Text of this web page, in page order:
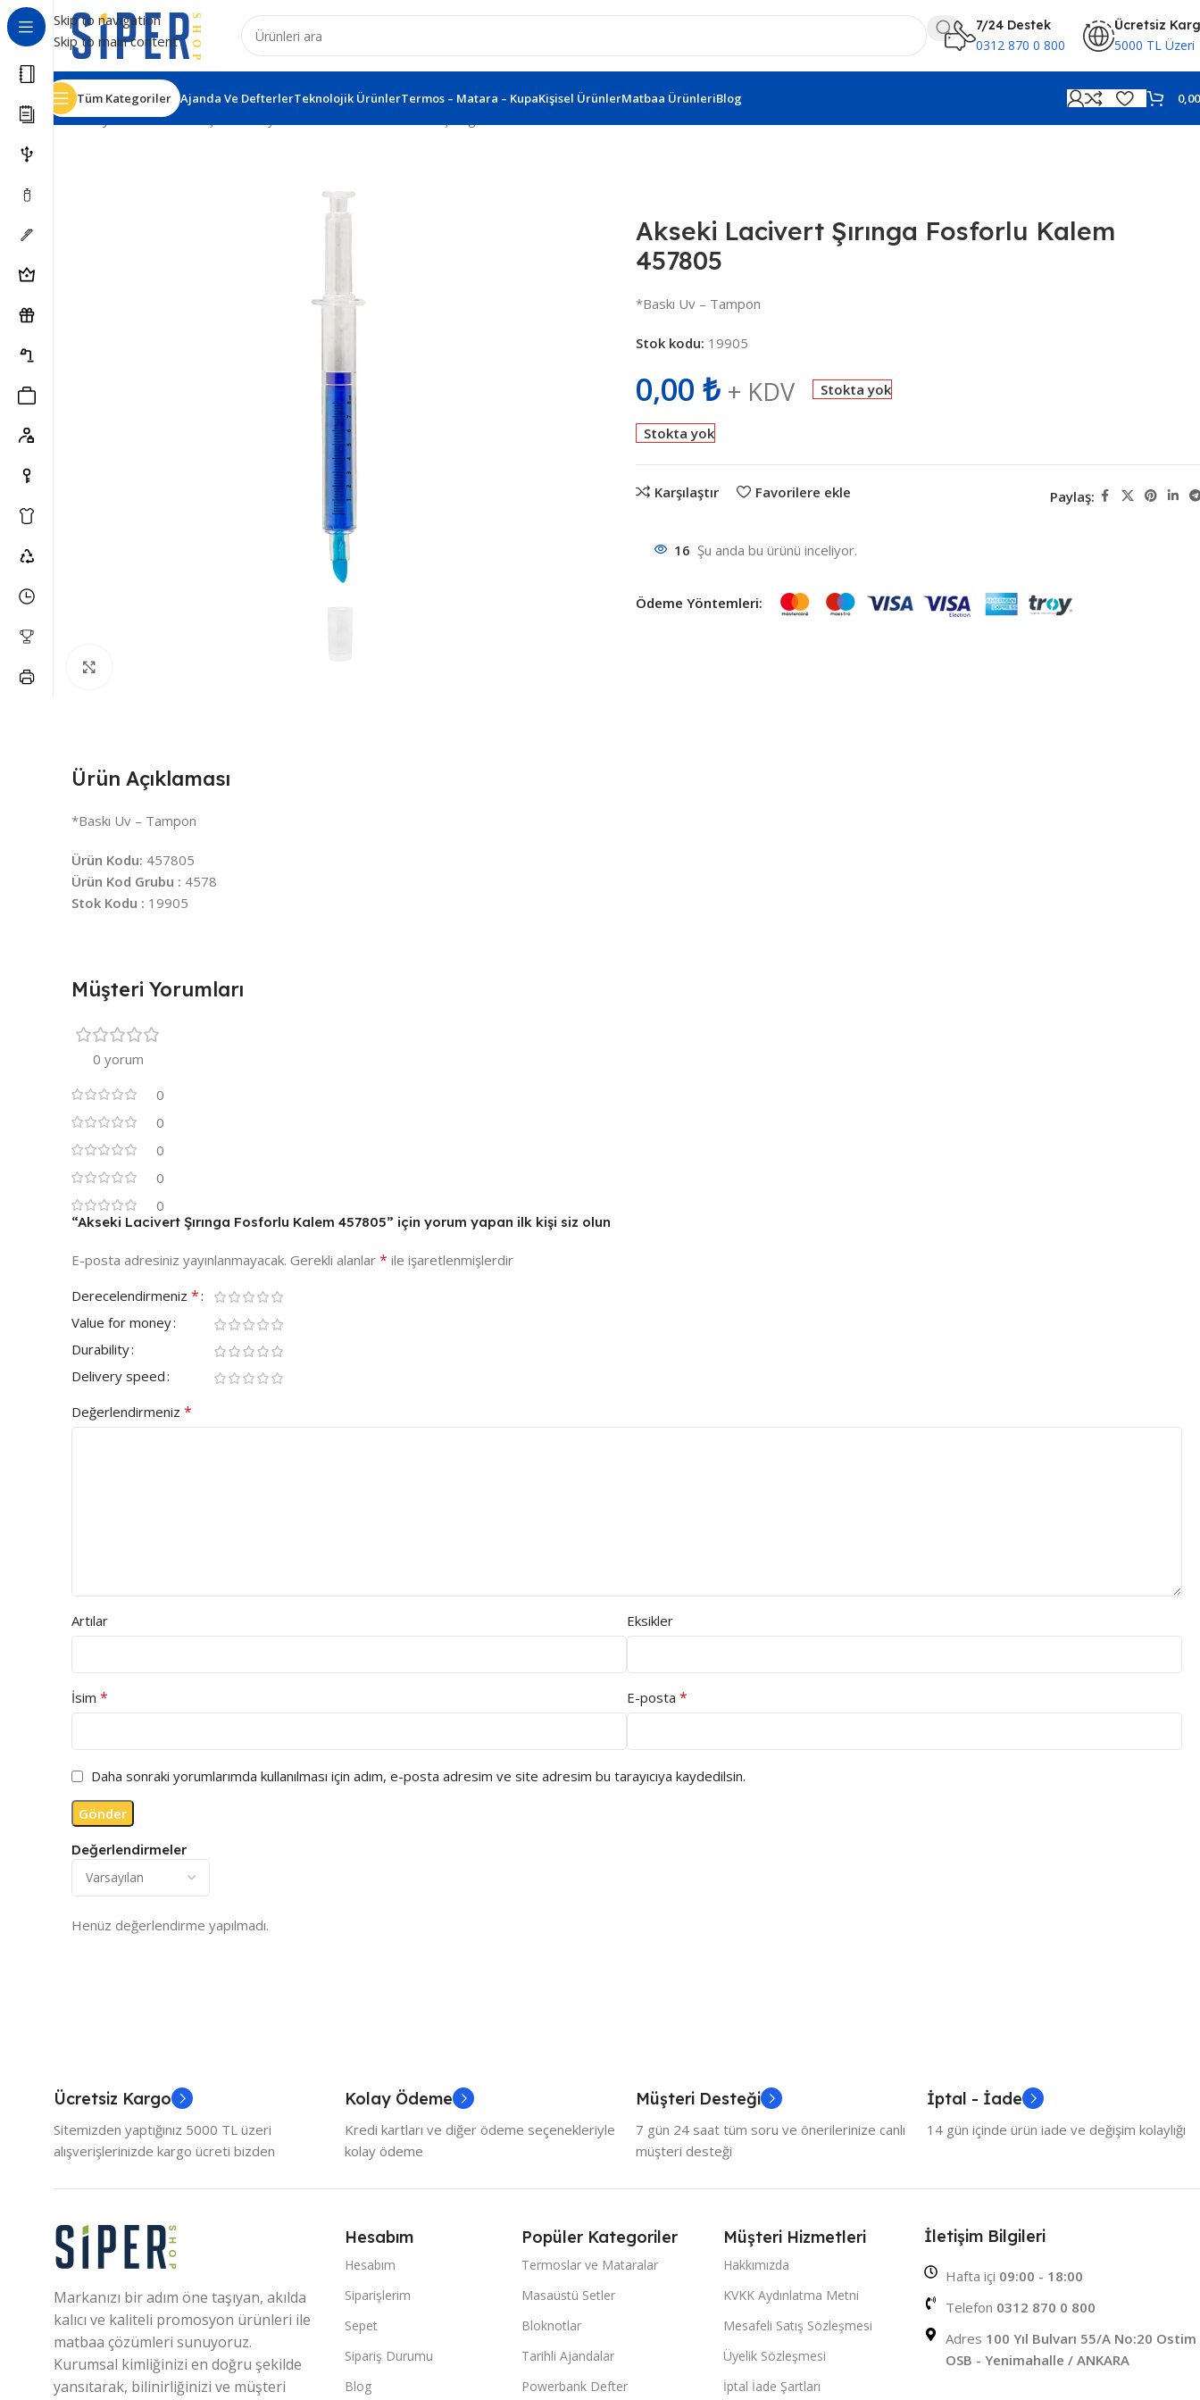
Skip to navigation
Skip to main content
7/24 Destek
0312 870 0 800
Ücretsiz
5000 TL Üzeri
Tüm Kategoriler Ajanda Ve DefterlerTeknolojik ÜrünlerTermos – Matara – KupaKişisel ÜrünlerMatbaa ÜrünleriBlog
Ana Sayfa Kalemler
Akseki Lacivert Şırınga Fosforlu Kalem
457805
*Baskı Uv – Tampon
Stok kodu: 19905
0,00 ₺ + KDV Stokta yok
Stokta yok
Karşılaştır Favorilere ekle Paylaş:
16 Şu anda bu ürünü inceliyor.
Ödeme Yöntemleri:
Ürün Açıklaması
*Baskı Uv – Tampon
Ürün Kodu: 457805
Ürün Kod Grubu : 4578
Stok Kodu : 19905
Müşteri Yorumları
0 yorum
0
0
0
0
0
Değerlendirmeler
Henüz değerlendirme yapılmadı.
“Akseki Lacivert Şırınga Fosforlu Kalem 457805” için yorum yapan ilk kişi siz olun
E-posta adresiniz yayınlanmayacak. Gerekli alanlar * ile işaretlenmişlerdir
Derecelendirmeniz *
Value for money
Durability
Delivery speed
Değerlendirmeniz *
Artılar Eksikler
İsim * E-posta *
Daha sonraki yorumlarımda kullanılması için adım, e-posta adresim ve site adresim bu tarayıcıya kaydedilsin.
Ücretsiz Kargo
Sitemizden yaptığınız 5000 TL üzeri
alışverişlerinizde kargo ücreti bizden
Kolay Ödeme
Kredi kartları ve diğer ödeme seçenekleriyle
kolay ödeme
Müşteri Desteği
7 gün 24 saat tüm soru ve önerilerinize canlı
müşteri desteği
İptal - İade
14 gün içinde ürün iade ve değişim kolaylığı
Markanızı bir adım öne taşıyan, akılda
kalıcı ve kaliteli promosyon ürünleri ile
matbaa çözümleri sunuyoruz.
Kurumsal kimliğinizi en doğru şekilde
yansıtarak, bilinirliğinizi ve müşteri
Hesabım
Hesabım
Siparişlerim
Sepet
Sipariş Durumu
Blog
Popüler Kategoriler
Termoslar ve Mataralar
Masaüstü Setler
Bloknotlar
Tarihli Ajandalar
Powerbank Defter
Müşteri Hizmetleri
Hakkımızda
KVKK Aydınlatma Metni
Mesafeli Satış Sözleşmesi
Üyelik Sözleşmesi
İptal İade Şartları
İletişim Bilgileri
Hafta içi 09:00 - 18:00
Telefon 0312 870 0 800
Adres 100 Yıl Bulvarı 55/A No:20 Ostim
OSB - Yenimahalle / ANKARA